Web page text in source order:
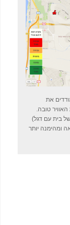
את
טובה.
של בית עם דגל)
ומהימנה יותר